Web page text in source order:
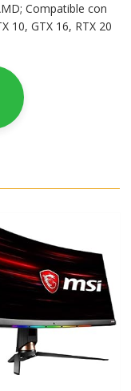
Compatible con
10, GTX 16, RTX 20